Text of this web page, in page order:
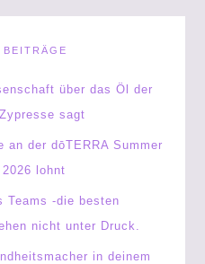
BEITRÄGE
über das Öl der
sagt
an der dōTERRA Summer
lohnt
Teams -die besten
nicht unter Druck.
in deinem